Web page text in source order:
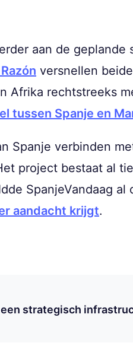
aan de
versnellen
Afrika rechtstreeks
tussen Spanje en
Spanje verbinden
project bestaat al
SpanjeVandaag al
aandacht krijgt.
strategisch